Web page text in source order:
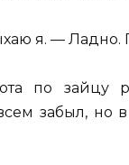
я. — Ладно.
по зайцу
забыл, но